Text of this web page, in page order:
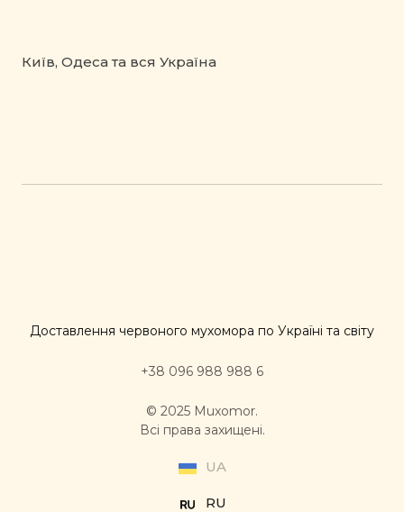
Київ, Одеса та вся Україна
Доставлення червоного мухомора по Україні та світу
+38 096 988 988 6
© 2025 Muxomor.
Всі права захищені.
UA
RU